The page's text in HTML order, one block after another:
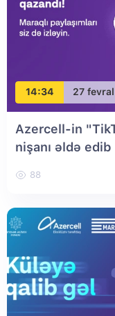
14:34 27
Azercell-in
nişanı əldə edib
88